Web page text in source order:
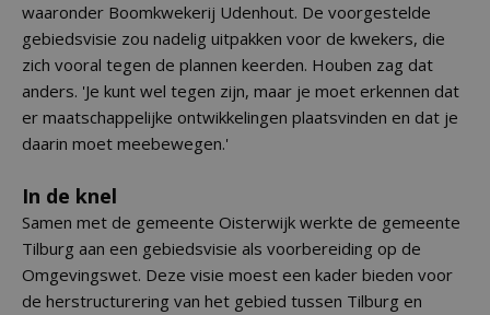
waaronder Boomkwekerij Udenhout. De voorgestelde
gebiedsvisie zou nadelig uitpakken voor de kwekers, die
zich vooral tegen de plannen keerden. Houben zag dat
anders. 'Je kunt wel tegen zijn, maar je moet erkennen dat
er maatschappelijke ontwikkelingen plaatsvinden en dat je
daarin moet meebewegen.'
In de knel
Samen met de gemeente Oisterwijk werkte de gemeente
Tilburg aan een gebiedsvisie als voorbereiding op de
Omgevingswet. Deze visie moest een kader bieden voor
de herstructurering van het gebied tussen Tilburg en